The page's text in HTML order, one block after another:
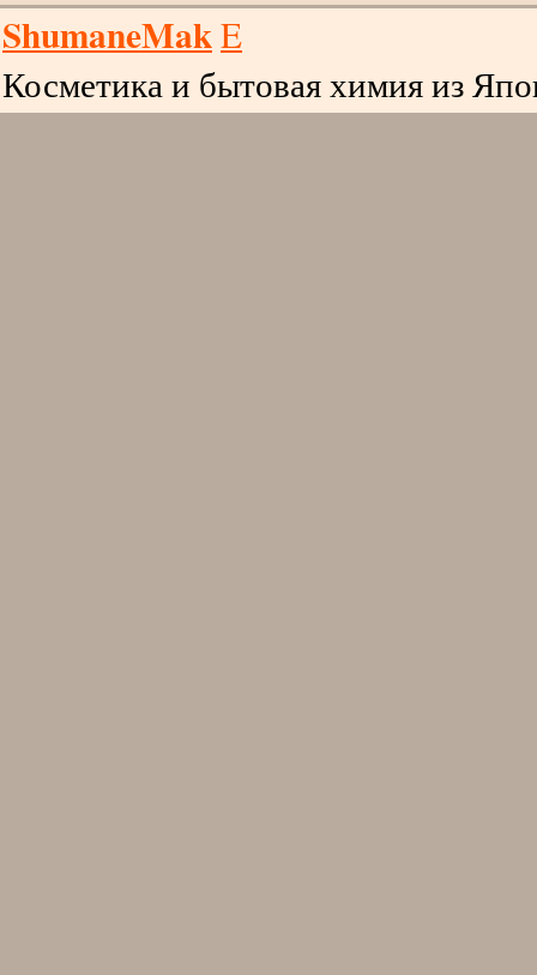
ShumaneMakE
Косметика и бытовая химия из